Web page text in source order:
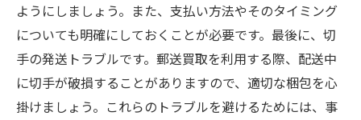
ようにしましょう。また、支払い方法やそのタイミング
についても明確にしておくことが必要です。最後に、切
手の発送トラブルです。郵送買取を利用する際、配送中
に切手が破損することがありますので、適切な梱包を心
掛けましょう。これらのトラブルを避けるためには、事